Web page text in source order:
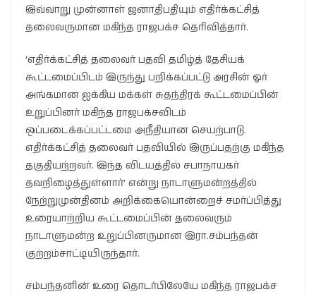
இவ்வாறு முன்னாள் ஜனாதிபதியும் எதிர்க்கட்சித்
தலைவருமான மகிந்த ராஜபக்ச தெரிவித்தார்.
‘எதிர்க்கட்சித் தலைவர் பதவி தமிழ்த் தேசியக்
கூட்டமைப்பிடம் இருந்து பறிக்கப்பட்டு அரசின் ஓர்
அங்கமான ஐக்கிய மக்கள் சுதந்திரக் கூட்டமைப்பின்
உறுப்பினர் மகிந்த ராஜபக்சவிடம்
ஒப்படைக்கப்பட்டமை அநீதியான செயற்பாடு.
எதிர்க்கட்சித் தலைவர் பதவியில் இருப்பதற்கு மகிந்த
தகுதியற்றவர். இந்த விடயத்தில் சபாநாயகர்
தவறிழைத்துள்ளார்’ என்று நாடாளுமன்றத்தில்
நேற்றுமுன்தினம் அறிக்கையொன்றைச் சமர்ப்பித்து
உரையாற்றிய கூட்டமைப்பின் தலைவரும்
நாடாளுமன்ற உறுப்பினருமான இரா.சம்பந்தன்
குற்றம்சாட்டியிருந்தார்.
சம்பந்தனின் உரை தொடர்பிலேயே மகிந்த ராஜபக்ச